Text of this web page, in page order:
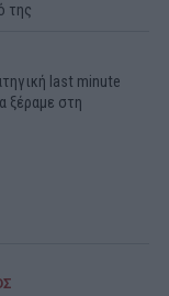
της
last minute
ξέραμε στη